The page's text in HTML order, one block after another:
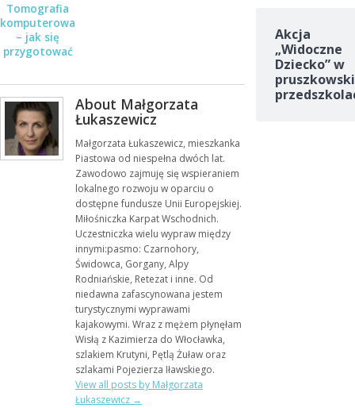
Tomografia
komputerowa
– jak się
przygotować
About Małgorzata
Łukaszewicz
Małgorzata Łukaszewicz, mieszkanka
Piastowa od niespełna dwóch lat.
Zawodowo zajmuję się wspieraniem
lokalnego rozwoju w oparciu o
dostępne fundusze Unii Europejskiej.
Miłośniczka Karpat Wschodnich.
Uczestniczka wielu wypraw między
innymi:pasmo: Czarnohory,
Świdowca, Gorgany, Alpy
Rodniańskie, Retezat i inne. Od
niedawna zafascynowana jestem
turystycznymi wyprawami
kajakowymi. Wraz z mężem płynęłam
Wisłą z Kazimierza do Włocławka,
szlakiem Krutyni, Pętlą Żuław oraz
szlakami Pojezierza Iławskiego.
View all posts by Małgorzata
Łukaszewicz →
Akcja
„Widoczne
Dziecko” w